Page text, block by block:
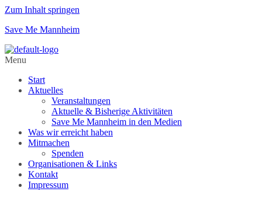
Zum Inhalt springen
Save Me Mannheim
Menu
Start
Aktuelles
Veranstaltungen
Aktuelle & Bisherige Aktivitäten
Save Me Mannheim in den Medien
Was wir erreicht haben
Mitmachen
Spenden
Organisationen & Links
Kontakt
Impressum